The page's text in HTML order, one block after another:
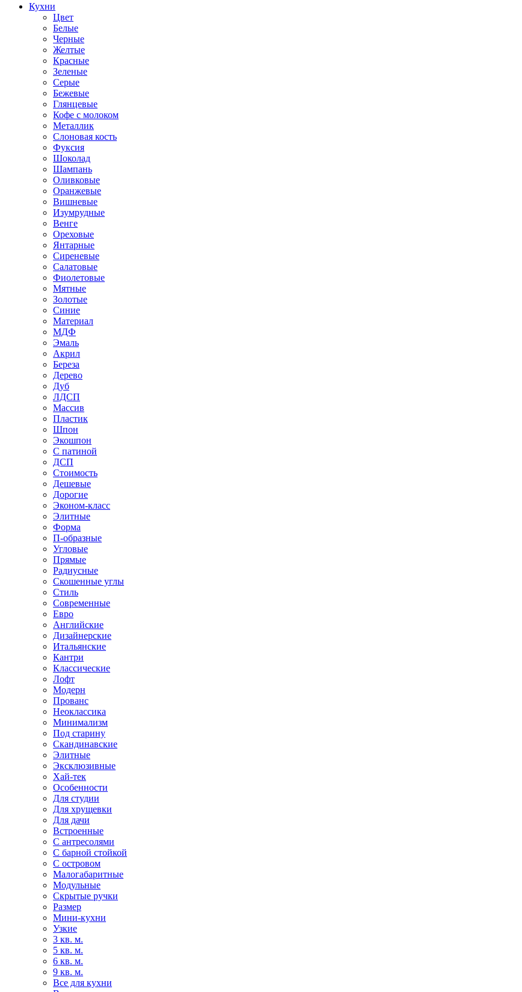
Кухни
Цвет
Белые
Черные
Желтые
Красные
Зеленые
Серые
Бежевые
Глянцевые
Кофе с молоком
Металлик
Слоновая кость
Фуксия
Шоколад
Шампань
Оливковые
Оранжевые
Вишневые
Изумрудные
Венге
Ореховые
Янтарные
Сиреневые
Салатовые
Фиолетовые
Мятные
Золотые
Синие
Материал
МДФ
Эмаль
Акрил
Береза
Дерево
Дуб
ЛДСП
Массив
Пластик
Шпон
Экошпон
С патиной
ДСП
Стоимость
Дешевые
Дорогие
Эконом-класс
Элитные
Форма
П-образные
Угловые
Прямые
Радиусные
Скошенные углы
Стиль
Современные
Евро
Английские
Дизайнерские
Итальянские
Кантри
Классические
Лофт
Модерн
Прованс
Неоклассика
Минимализм
Под старину
Скандинавские
Элитные
Эксклюзивные
Хай-тек
Особенности
Для студии
Для хрущевки
Для дачи
Встроенные
С антресолями
С барной стойкой
С островом
Малогабаритные
Модульные
Скрытые ручки
Размер
Мини-кухни
Узкие
3 кв. м.
5 кв. м.
6 кв. м.
9 кв. м.
Все для кухни